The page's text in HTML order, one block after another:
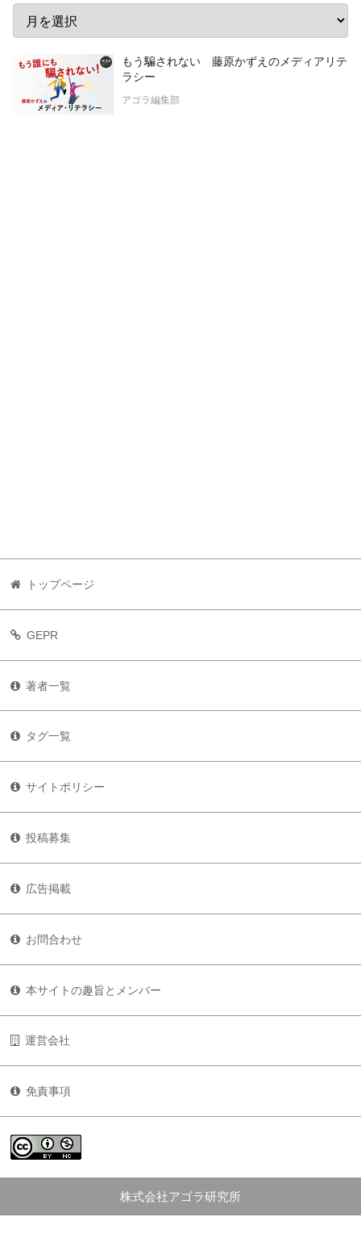
もう騙されない 藤原かずえのメディアリテ
ラシー
アゴラ編集部
トップページ
GEPR
著者一覧
タグ一覧
サイトポリシー
投稿募集
広告掲載
お問合わせ
本サイトの趣旨とメンバー
運営会社
免責事項
株式会社アゴラ研究所